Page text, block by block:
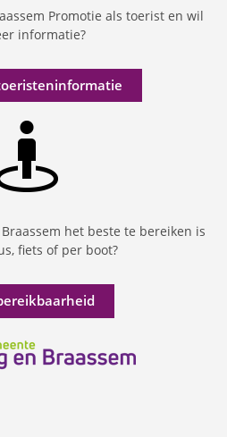
Promotie als toerist en wil
informatie?
het beste te bereiken is
fiets of per boot?